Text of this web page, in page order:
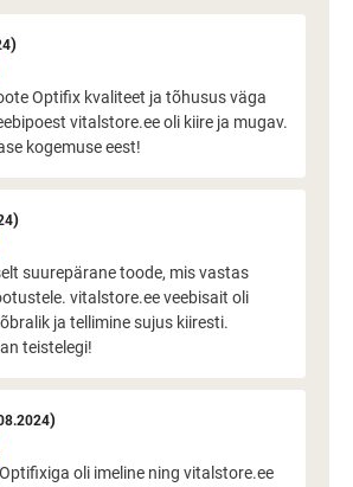
)
Optifix kvaliteet ja tõhusus väga
vitalstore.ee oli kiire ja mugav.
kogemuse eest!
)
suurepärane toode, mis vastas
vitalstore.ee veebisait oli
ja tellimine sujus kiiresti.
teistelegi!
)
oli imeline ning vitalstore.ee